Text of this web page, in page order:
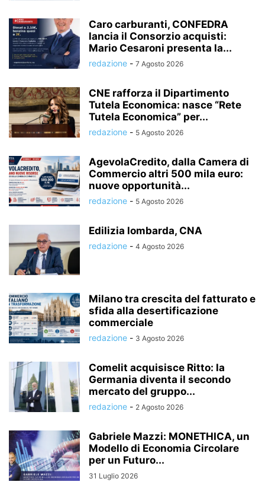
Caro carburanti, CONFEDRA
lancia il Consorzio acquisti:
Mario Cesaroni presenta la...
redazione - 7 Agosto 2026
CNE rafforza il Dipartimento
Tutela Economica: nasce “Rete
Tutela Economica” per...
redazione - 5 Agosto 2026
AgevolaCredito, dalla Camera di
Commercio altri 500 mila euro:
nuove opportunità...
redazione - 5 Agosto 2026
Edilizia lombarda, CNA
redazione - 4 Agosto 2026
Milano tra crescita del fatturato e
sfida alla desertificazione
commerciale
redazione - 3 Agosto 2026
Comelit acquisisce Ritto: la
Germania diventa il secondo
mercato del gruppo...
redazione - 2 Agosto 2026
Gabriele Mazzi: MONETHICA, un
Modello di Economia Circolare
per un Futuro...
31 Luglio 2026